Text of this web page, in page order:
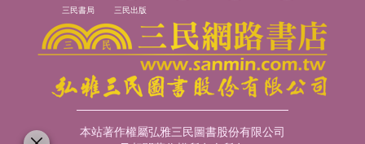
三民書局 三民出版
本站著作權屬弘雅三民圖書股份有限公司